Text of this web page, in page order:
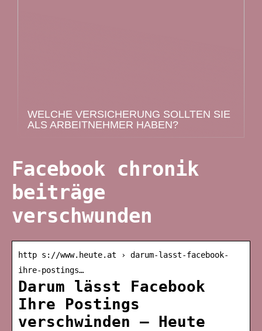
WELCHE VERSICHERUNG SOLLTEN SIE
ALS ARBEITNEHMER HABEN?
Facebook chronik
beiträge
verschwunden
http s://www.heute.at › darum-lasst-facebook-
ihre-postings…
Darum lässt Facebook
Ihre Postings
verschwinden – Heute